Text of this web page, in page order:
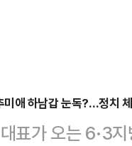
미애 하남갑 눈독?…정치
표가 오는 6·3